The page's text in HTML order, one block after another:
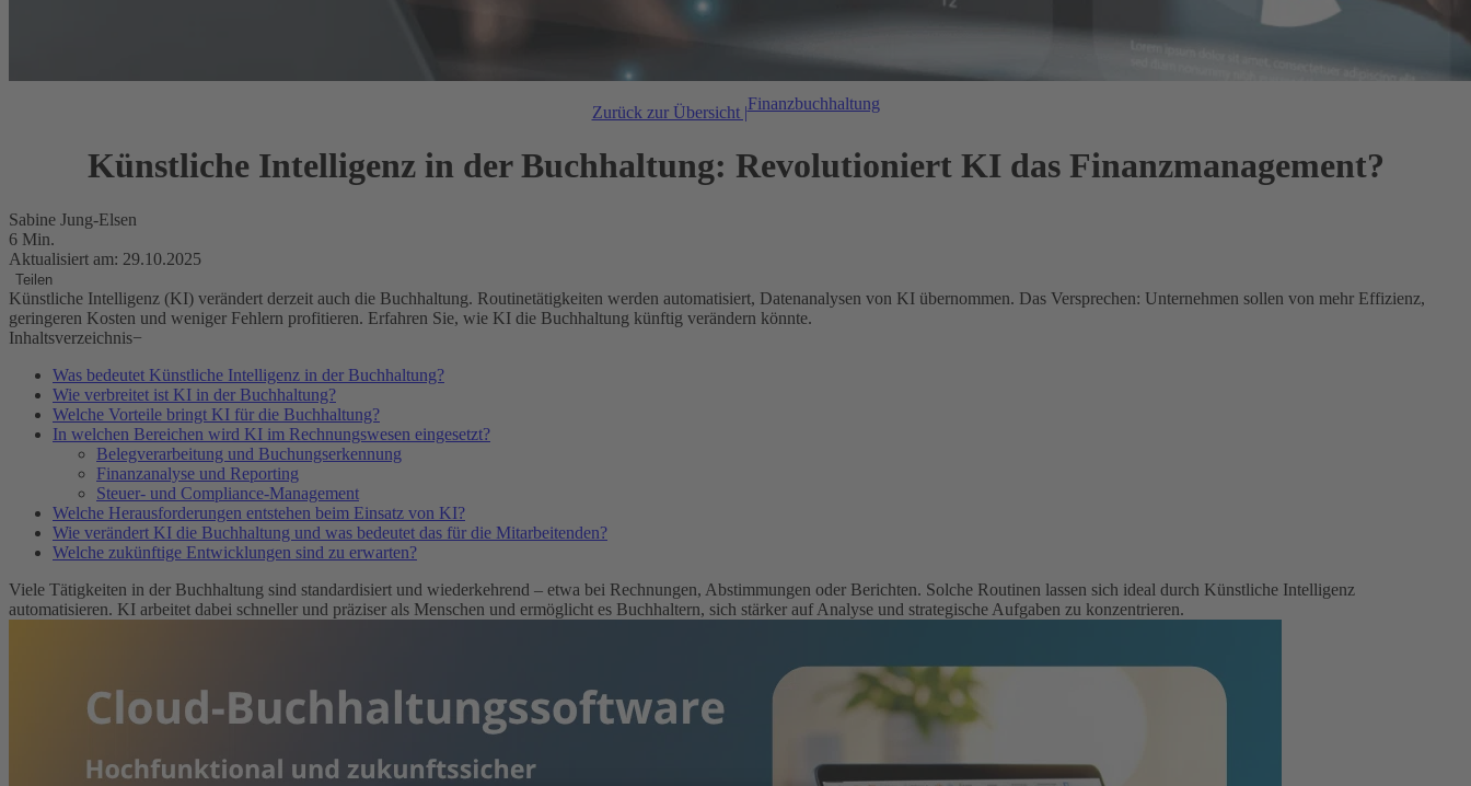
Zurück zur Übersicht |Finanzbuchhaltung
Künstliche Intelligenz in der Buchhaltung: Revolutioniert KI das Finanzmanagement?
Sabine Jung-Elsen
6 Min.
Aktualisiert am: 29.10.2025
Teilen
Künstliche Intelligenz (KI) verändert derzeit auch die Buchhaltung. Routinetätigkeiten werden automatisiert, Datenanalysen von KI übernommen. Das Versprechen: Unternehmen sollen von mehr Effizienz,
geringeren Kosten und weniger Fehlern profitieren. Erfahren Sie, wie KI die Buchhaltung künftig verändern könnte.
Inhaltsverzeichnis−
Was bedeutet Künstliche Intelligenz in der Buchhaltung?
Wie verbreitet ist KI in der Buchhaltung?
Welche Vorteile bringt KI für die Buchhaltung?
In welchen Bereichen wird KI im Rechnungswesen eingesetzt?
Belegverarbeitung und Buchungserkennung
Finanzanalyse und Reporting
Steuer- und Compliance-Management
Welche Herausforderungen entstehen beim Einsatz von KI?
Wie verändert KI die Buchhaltung und was bedeutet das für die Mitarbeitenden?
Welche zukünftige Entwicklungen sind zu erwarten?
Viele Tätigkeiten in der Buchhaltung sind standardisiert und wiederkehrend – etwa bei Rechnungen, Abstimmungen oder Berichten. Solche Routinen lassen sich ideal durch Künstliche Intelligenz
automatisieren. KI arbeitet dabei schneller und präziser als Menschen und ermöglicht es Buchhaltern, sich stärker auf Analyse und strategische Aufgaben zu konzentrieren.